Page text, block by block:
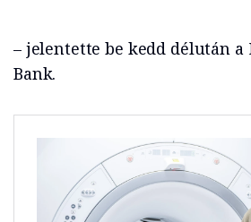
– jelentette be kedd délután a
Bank.